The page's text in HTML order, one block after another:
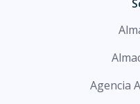
Agencia